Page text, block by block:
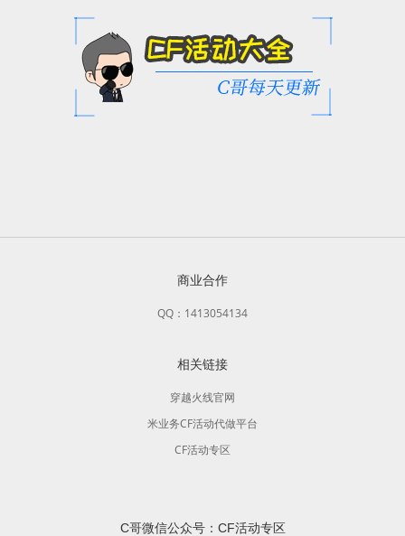
商业合作
QQ：1413054134
相关链接
穿越火线官网
米业务CF活动代做平台
CF活动专区
C哥微信公众号：CF活动专区